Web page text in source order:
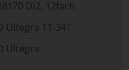
Di2, 12fach
Ultegra 11-34T
Ultegra